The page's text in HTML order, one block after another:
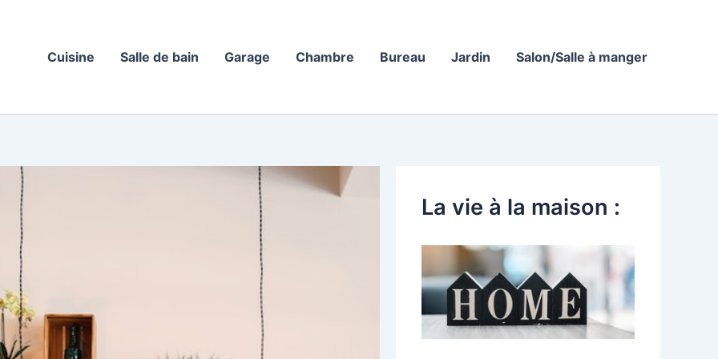
Cuisine Salle de bain Garage Chambre Bureau Jardin Salon/Salle à manger
La vie à la maison :